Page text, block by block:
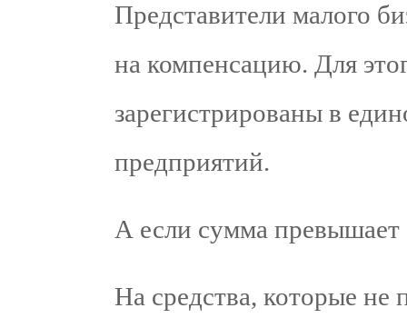
Представители малого
на компенсацию. Для
зарегистрированы в
предприятий.
А если сумма превышает
На средства, которые